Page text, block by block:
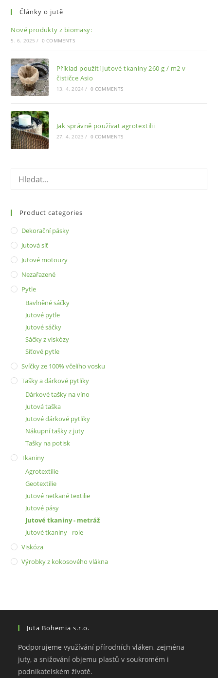
Články o jutě
Nové produkty z biomasy:
5. 6. 2025 / 0 COMMENTS
Příklad použití jutové tkaniny 260 g / m2 v
čističce Asio
13. 4. 2024 / 0 COMMENTS
Jak správně používat agrotextilii
27. 4. 2023 / 0 COMMENTS
Product categories
Dekorační pásky
Jutová síť
Jutové motouzy
Nezařazené
Pytle
Bavlněné sáčky
Jutové pytle
Jutové sáčky
Sáčky z viskózy
Síťové pytle
Svíčky ze 100% včelího vosku
Tašky a dárkové pytlíky
Dárkové tašky na víno
Jutová taška
Jutové dárkové pytlíky
Nákupní tašky z juty
Tašky na potisk
Tkaniny
Agrotextilie
Geotextilie
Jutové netkané textilie
Jutové pásy
Jutové tkaniny - metráž
Jutové tkaniny - role
Viskóza
Výrobky z kokosového vlákna
Juta Bohemia s.r.o.
Podporujeme využívání přírodních vláken, zejména
juty, a snižování objemu plastů v soukromém i
podnikatelském životě.